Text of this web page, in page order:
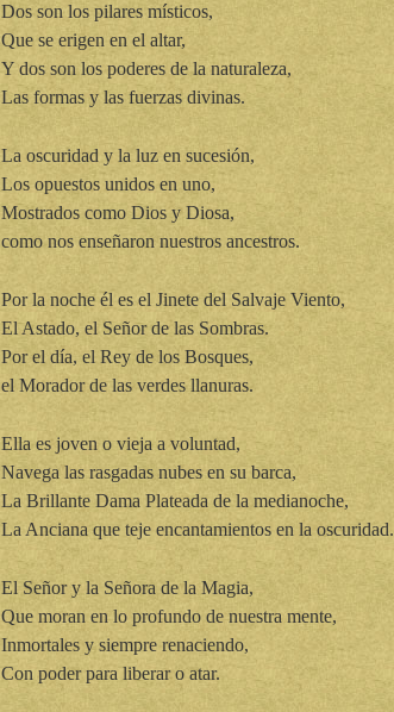
Dos son los pilares místicos,
Que se erigen en el altar,
Y dos son los poderes de la naturaleza,
Las formas y las fuerzas divinas.
La oscuridad y la luz en sucesión,
Los opuestos unidos en uno,
Mostrados como Dios y Diosa,
como nos enseñaron nuestros ancestros.
Por la noche él es el Jinete del Salvaje Viento,
El Astado, el Señor de las Sombras.
Por el día, el Rey de los Bosques,
el Morador de las verdes llanuras.
Ella es joven o vieja a voluntad,
Navega las rasgadas nubes en su barca,
La Brillante Dama Plateada de la medianoche,
La Anciana que teje encantamientos en la oscuridad.
El Señor y la Señora de la Magia,
Que moran en lo profundo de nuestra mente,
Inmortales y siempre renaciendo,
Con poder para liberar o atar.